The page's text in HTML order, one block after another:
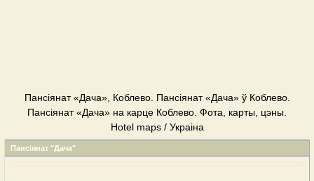
Пансіянат «Дача», Коблево. Пансіянат «Дача» ў Коблево.
Пансіянат «Дача» на карце Коблево. Фота, карты, цэны.
Hotel maps / Украіна
Пансіянат "Дача"